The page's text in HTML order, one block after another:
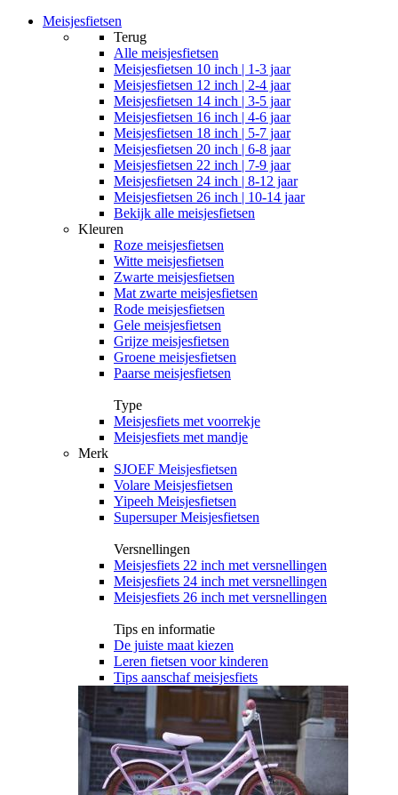
Meisjesfietsen
Terug
Alle meisjesfietsen
Meisjesfietsen 10 inch | 1-3 jaar
Meisjesfietsen 12 inch | 2-4 jaar
Meisjesfietsen 14 inch | 3-5 jaar
Meisjesfietsen 16 inch | 4-6 jaar
Meisjesfietsen 18 inch | 5-7 jaar
Meisjesfietsen 20 inch | 6-8 jaar
Meisjesfietsen 22 inch | 7-9 jaar
Meisjesfietsen 24 inch | 8-12 jaar
Meisjesfietsen 26 inch | 10-14 jaar
Bekijk alle meisjesfietsen
Kleuren
Roze meisjesfietsen
Witte meisjesfietsen
Zwarte meisjesfietsen
Mat zwarte meisjesfietsen
Rode meisjesfietsen
Gele meisjesfietsen
Grijze meisjesfietsen
Groene meisjesfietsen
Paarse meisjesfietsen
Type
Meisjesfiets met voorrekje
Meisjesfiets met mandje
Merk
SJOEF Meisjesfietsen
Volare Meisjesfietsen
Yipeeh Meisjesfietsen
Supersuper Meisjesfietsen
Versnellingen
Meisjesfiets 22 inch met versnellingen
Meisjesfiets 24 inch met versnellingen
Meisjesfiets 26 inch met versnellingen
Tips en informatie
De juiste maat kiezen
Leren fietsen voor kinderen
Tips aanschaf meisjesfiets